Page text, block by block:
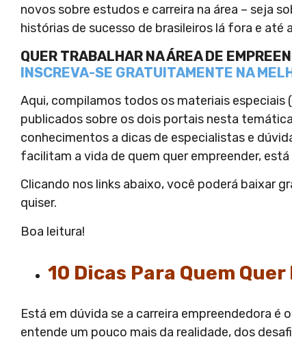
novos sobre estudos e carreira na área – seja
histórias de sucesso de brasileiros lá fora e
QUER TRABALHAR NA ÁREA DE
INSCREVA-SE GRATUITAMENTE NA
Aqui, compilamos todos os materiais
publicados sobre os dois portais nesta
conhecimentos a dicas de especialistas e
facilitam a vida de quem quer empreender,
Clicando nos links abaixo, você poderá baixar
quiser.
Boa leitura!
10 Dicas Para Quem
Está em dúvida se a carreira empreendedora é
entende um pouco mais da realidade, dos